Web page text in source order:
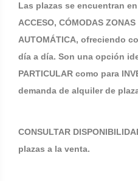
Las plazas se encuentran
ACCESO, CÓMODAS
AUTOMÁTICA, ofreciendo
día a día. Son una opción
PARTICULAR como para
demanda de alquiler de
CONSULTAR
plazas a la venta.